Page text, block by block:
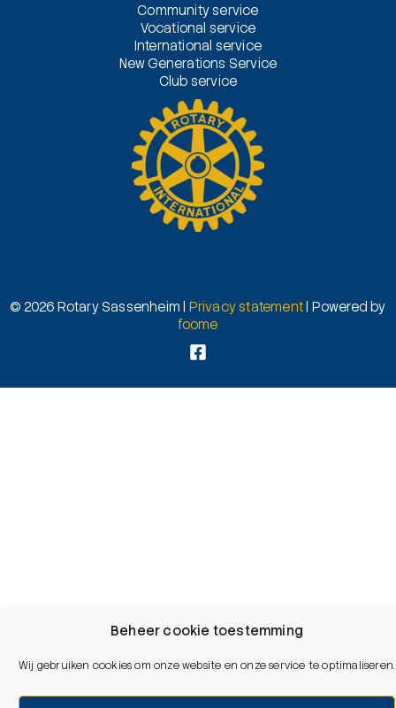
Beheer cookie toestemming
Wij gebruiken cookies om onze website en onze service te optimaliseren.
Community service
Vocational service
International service
New Generations Service
Club service
© 2026 Rotary Sassenheim | Privacy statement| Powered by
foome